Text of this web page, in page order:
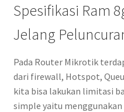
Spesifikasi Ram
Jelang
Pada Router Mikrotik
dari firewall, Hotspot,
kita bisa lakukan limitasi
simple yaitu